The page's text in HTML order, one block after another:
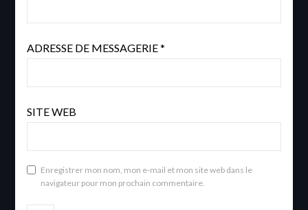
ADRESSE DE MESSAGERIE*
SITE WEB
Enregistrer mon nom, mon e-mail et mon site web dans le
navigateur pour mon prochain commentaire.